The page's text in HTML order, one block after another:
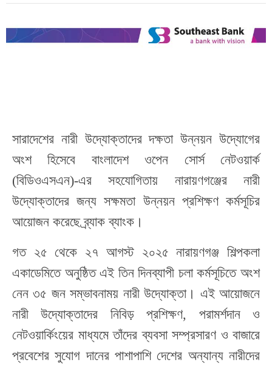
সারাদেশের নারী উদ্যোক্তাদের দক্ষতা উন্নয়ন উদ্যোগের
অংশ হিসেবে বাংলাদেশ ওপেন সোর্স নেটওয়ার্ক
(বিডিওএসএন)-এর সহযোগিতায় নারায়ণগঞ্জেরনারী
উদ্যোক্তাদেরজন্য সক্ষমতা উন্নয়ন প্রশিক্ষণ কর্মসূচির
আয়োজন করেছে ব্র্যাক ব্যাংক।
গত ২৫ থেকে ২৭ আগস্ট ২০২৫ নারায়ণগঞ্জ শিল্পকলা
একাডেমিতে অনুষ্ঠিত এই তিন দিনব্যাপী চলাকর্মসূচিতেঅংশ
নেন৩৫ জন সম্ভাবনাময় নারী উদ্যোক্তা। এই আয়োজনে
নারী উদ্যোক্তাদের নিবিড় প্রশিক্ষণ, পরামর্শদান ও
নেটওয়ার্কিংয়ের মাধ্যমেতাঁদের ব্যবসা সম্প্রসারণ ও বাজারে
প্রবেশের সুযোগ দানের পাশাপাশি দেশের অন্যান্যনারীদের